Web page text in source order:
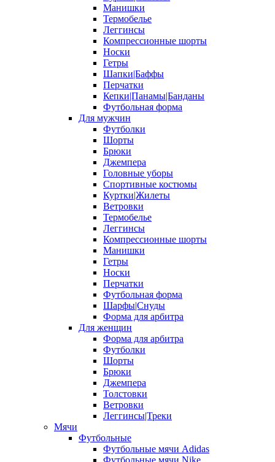
Манишки
Термобелье
Леггинсы
Компрессионные шорты
Носки
Гетры
Шапки|Баффы
Перчатки
Кепки|Панамы|Банданы
Футбольная форма
Для мужчин
Футболки
Шорты
Брюки
Джемпера
Головные уборы
Спортивные костюмы
Куртки|Жилеты
Ветровки
Термобелье
Леггинсы
Компрессионные шорты
Манишки
Гетры
Носки
Перчатки
Футбольная форма
Шарфы|Снуды
Форма для арбитра
Для женщин
Форма для арбитра
Футболки
Шорты
Брюки
Джемпера
Толстовки
Ветровки
Леггинсы|Треки
Мячи
Футбольные
Футбольные мячи Adidas
Футбольные мячи Nike